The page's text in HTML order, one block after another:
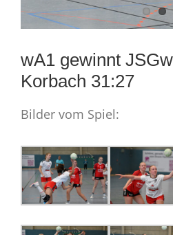
wA1 gewinnt
Korbach 31:27
Bilder vom Spiel: